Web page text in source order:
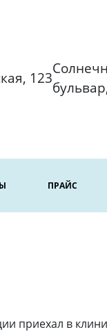
123
ПРАЙС
приехал в